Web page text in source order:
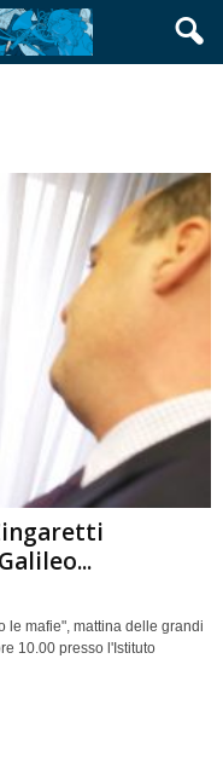
le mafie", mattina delle grandi
10.00 presso l'Istituto